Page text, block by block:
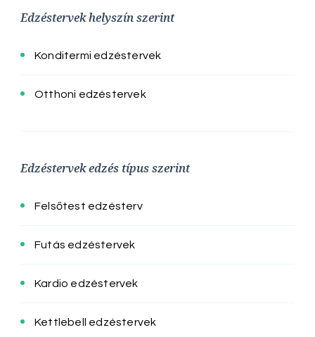
Edzéstervek helyszín szerint
Konditermi edzéstervek
Otthoni edzéstervek
Edzéstervek edzés típus szerint
Felsőtest edzésterv
Futás edzéstervek
Kardio edzéstervek
Kettlebell edzéstervek